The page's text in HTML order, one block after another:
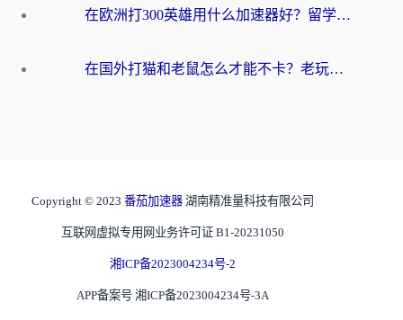
在欧洲打300英雄用什么加速器好？留学生亲测有效的解决方案来了
在国外打猫和老鼠怎么才能不卡？老玩家亲测的终极加速指南
Copyright © 2023 番茄加速器 湖南精准量科技有限公司
互联网虚拟专用网业务许可证 B1-20231050
湘ICP备2023004234号-2
APP备案号 湘ICP备2023004234号-3A